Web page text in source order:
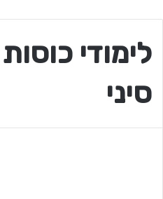
לימודי
סיני